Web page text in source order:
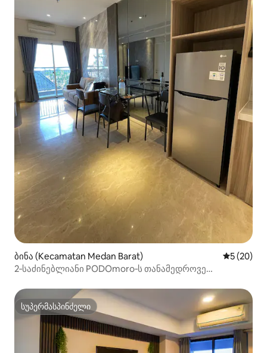
ბინა (Kecamatan Medan Barat) საშუალო
5 (20)
2‑საძინებლიანი PODOmoro‑ს თანამედროვე
სუპერმასპინძელი
სუპერმასპინძელი